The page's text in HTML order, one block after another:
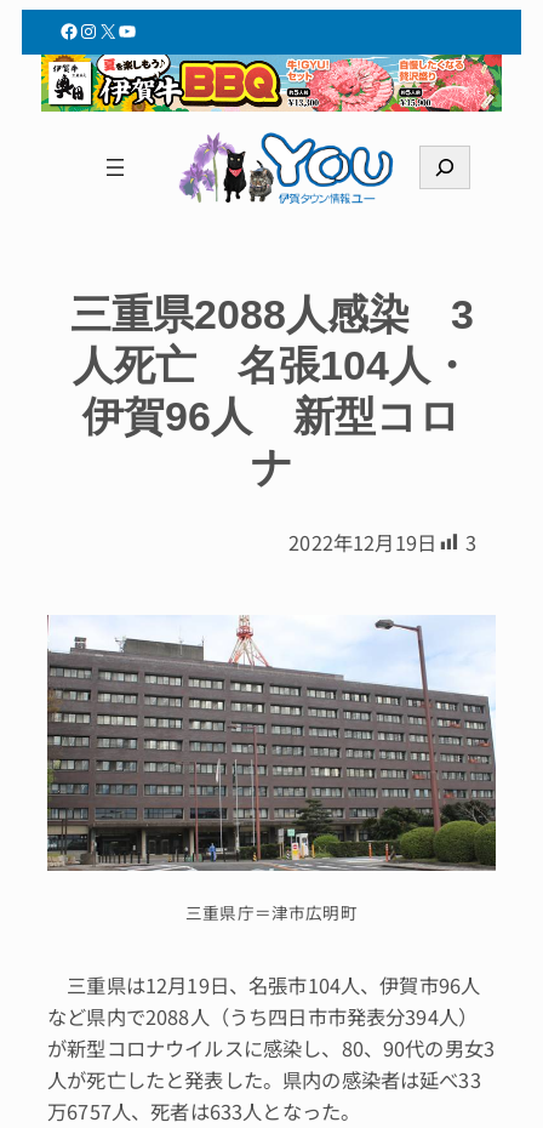
Facebook
Instagram
X YouTube
索
三重県2088人感染 3
人死亡 名張104人・
伊賀96人 新型コロ
ナ
2022年12月19日 3
三重県庁＝津市広明町
三重県は12月19日、名張市104人、伊賀市96人
など県内で2088人（うち四日市市発表分394人）
が新型コロナウイルスに感染し、80、90代の男女3
人が死亡したと発表した。県内の感染者は延べ33
万6757人、死者は633人となった。